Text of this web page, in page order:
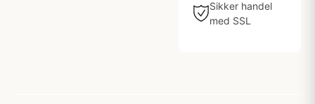
Sikker handel
med SSL